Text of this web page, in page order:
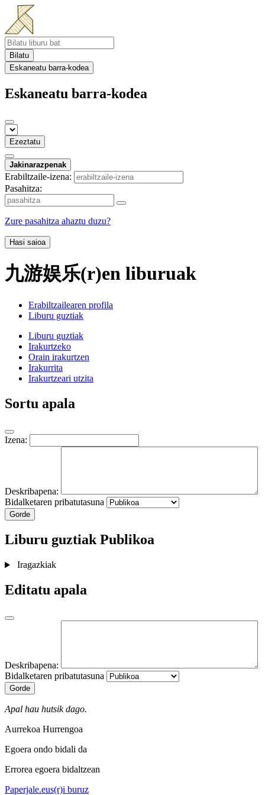
Bilatu
Eskaneatu barra-kodea
Eskaneatu barra-kodea
Ezeztatu
Jakinarazpenak
Erabiltzaile-izena:
Pasahitza:
Zure pasahitza ahaztu duzu?
Hasi saioa
九游娱乐(r)en liburuak
Erabiltzailearen profila
Liburu guztiak
Liburu guztiak
Irakurtzeko
Orain irakurtzen
Irakurrita
Irakurtzeari utzita
Sortu apala
Izena:
Deskribapena:
Bidalketaren pribatutasuna
Gorde
Liburu guztiakPublikoa
Iragazkiak
Editatu apala
Deskribapena:
Bidalketaren pribatutasuna
Gorde
Apal hau hutsik dago.
Aurrekoa Hurrengoa
Egoera ondo bidali da
Errorea egoera bidaltzean
Paperjale.eus(r)i buruz